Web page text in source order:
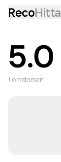
RecoHitta
5.0
1 omdömen